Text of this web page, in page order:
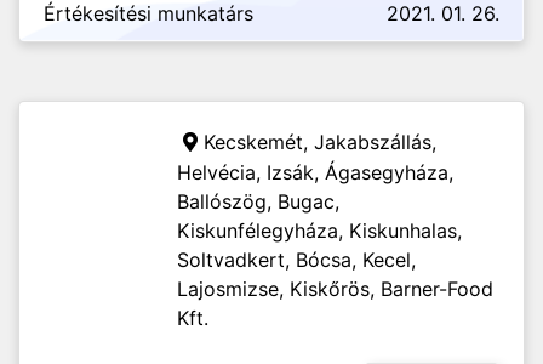
Értékesítési munkatárs 2021. 01. 26.
Kecskemét, Jakabszállás,
Helvécia, Izsák, Ágasegyháza,
Ballószög, Bugac,
Kiskunfélegyháza, Kiskunhalas,
Soltvadkert, Bócsa, Kecel,
Lajosmizse, Kiskőrös, Barner-Food
Kft.